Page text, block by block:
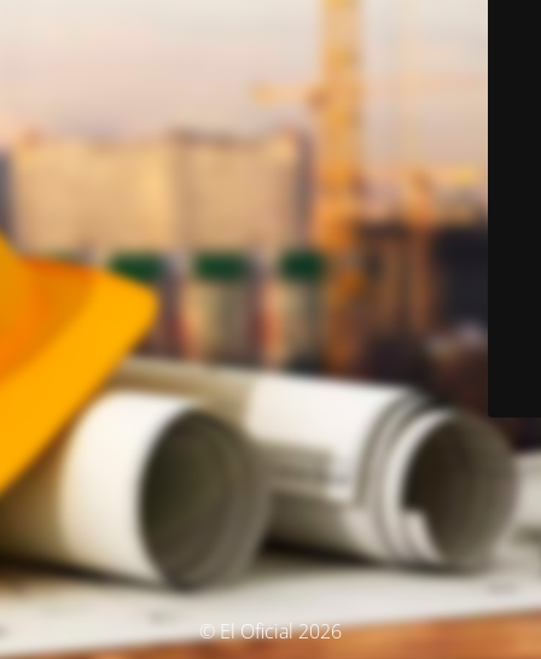
© El Oficial 2026